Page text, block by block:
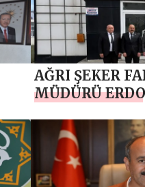
AĞRI ŞEKER
MÜDÜRÜ
HAYIRLI